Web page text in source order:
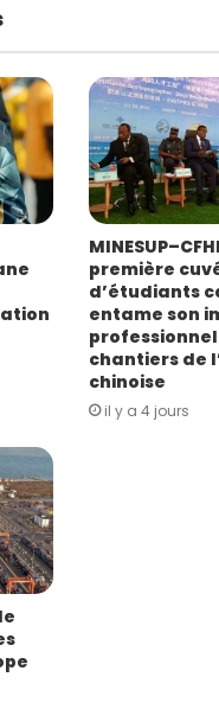
première
d’étudiants
entame son
chantiers de
chinoise
il y a 4 jours